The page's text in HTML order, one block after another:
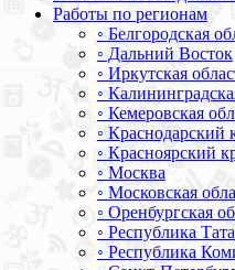
Работы по регионам
◦ Белгородская
◦ Дальний Восток
◦ Иркутская
◦
◦ Кемеровская
◦ Краснодарский
◦ Красноярский
◦ Москва
◦ Московская
◦ Оренбургская
◦ Республика
◦ Республика